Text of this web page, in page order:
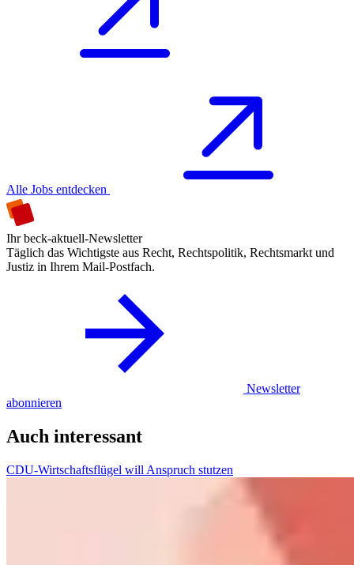
Alle Jobs entdecken
Ihr beck-aktuell-Newsletter
Täglich das Wichtigste aus Recht, Rechtspolitik, Rechtsmarkt und
Justiz in Ihrem Mail-Postfach.
Newsletter
abonnieren
Auch interessant
CDU-Wirtschaftsflügel will Anspruch stutzen